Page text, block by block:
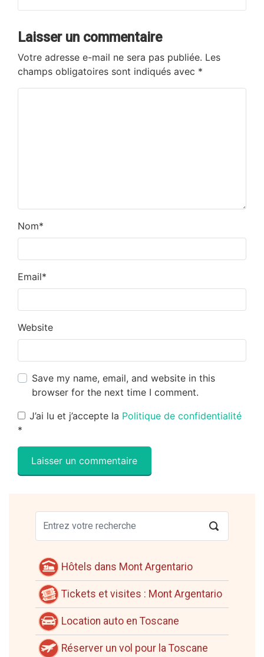
Laisser un commentaire
Votre adresse e-mail ne sera pas publiée. Les
champs obligatoires sont indiqués avec *
Nom*
Email*
Website
Save my name, email, and website in this
browser for the next time I comment.
J’ai lu et j’accepte la Politique de confidentialité
*
Hôtels dans Mont Argentario
Tickets et visites : Mont Argentario
Location auto en Toscane
Réserver un vol pour la Toscane